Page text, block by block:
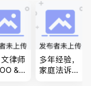
北克
商业移民，
名校申请
律师
& C
多年经验，
家庭法诉